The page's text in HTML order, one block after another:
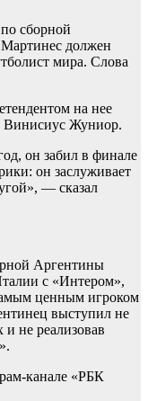
сборной
должен
мира. Слова
на нее
Винисиус Жуниор.
он забил в финале
он заслуживает
— сказал
Аргентины
с «Интером»,
ценным игроком
выступил не
и не реализовав
канале «РБК